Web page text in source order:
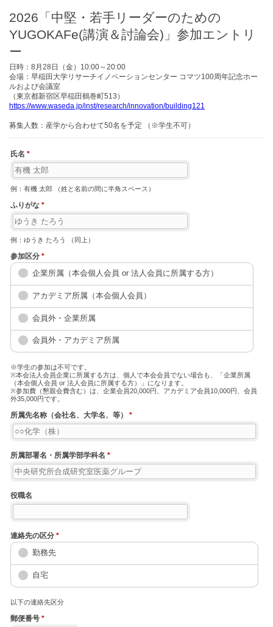
2026「中堅・若手リーダーのための
YUGOKAFe(講演＆討論会)」参加エントリ
ー
日時：8月28日（金）10:00～20:00
会場：早稲田大学リサーチイノベーションセンター コマツ100周年記念ホー
ルおよび会議室
（東京都新宿区早稲田鶴巻町513）
https://www.waseda.jp/inst/research/innovation/building121
募集人数：産学から合わせて50名を予定 （※学生不可）
氏名 *
例：有機 太郎 （姓と名前の間に半角スペース）
ふりがな *
例：ゆうき たろう （同上）
参加区分 *
企業所属（本会個人会員 or 法人会員に所属する方）
アカデミア所属（本会個人会員）
会員外・企業所属
会員外・アカデミア所属
※学生の参加は不可です。
※本会法人会員企業に所属する方は、個人で本会会員でない場合も、「企業所属
（本会個人会員 or 法人会員に所属する方）」になります。
※参加費（懇親会費含む）は、企業会員20,000円、アカデミア会員10,000円、会員
外35,000円です。
所属先名称（会社名、大学名、等） *
所属部署名・所属学部学科名 *
役職名
連絡先の区分 *
勤務先
自宅
以下の連絡先区分
郵便番号 *